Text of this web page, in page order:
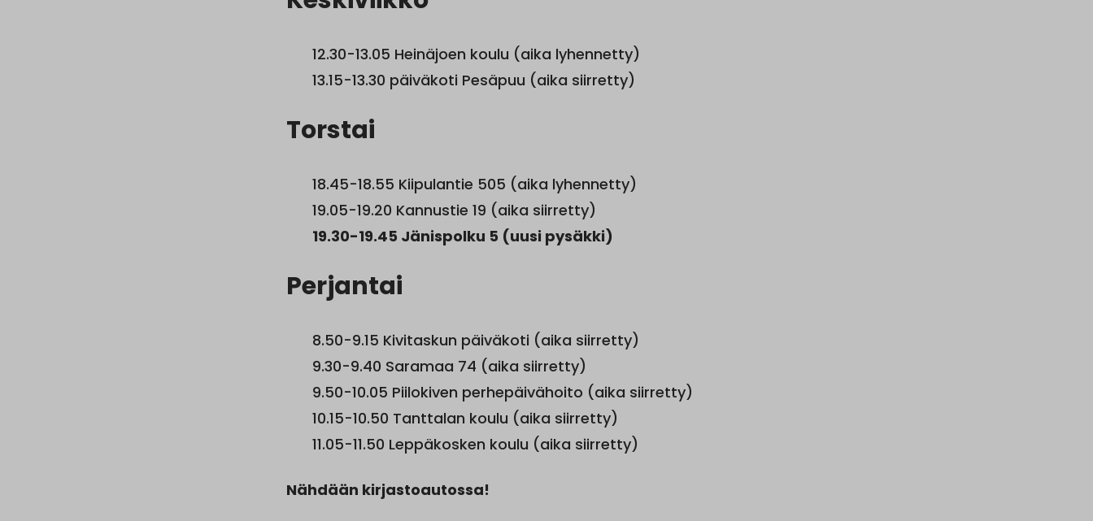
12.30-13.05 Heinäjoen koulu (aika lyhennetty)
13.15-13.30 päiväkoti Pesäpuu (aika siirretty)
Torstai
18.45-18.55 Kiipulantie 505 (aika lyhennetty)
19.05-19.20 Kannustie 19 (aika siirretty)
19.30-19.45 Jänispolku 5 (uusi pysäkki)
Perjantai
8.50-9.15 Kivitaskun päiväkoti (aika siirretty)
9.30-9.40 Saramaa 74 (aika siirretty)
9.50-10.05 Piilokiven perhepäivähoito (aika siirretty)
10.15-10.50 Tanttalan koulu (aika siirretty)
11.05-11.50 Leppäkosken koulu (aika siirretty)
Nähdään kirjastoautossa!